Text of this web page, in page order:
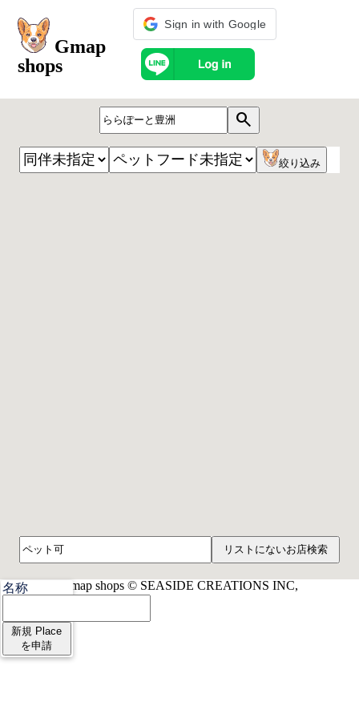
Gmap
shops
Sign in with Google
search
絞り込み
リストにないお店検索
名称
新規 Place
を申請
Gmap shops © SEASIDE CREATIONS INC,